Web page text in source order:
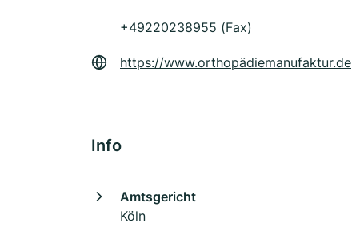
+49220238955 (Fax)
https://www.orthopädiemanufaktur.de
Info
Amtsgericht
Köln